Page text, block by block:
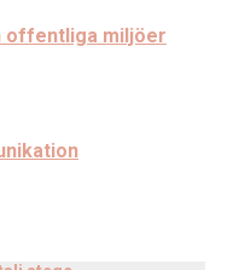
offentliga miljöer